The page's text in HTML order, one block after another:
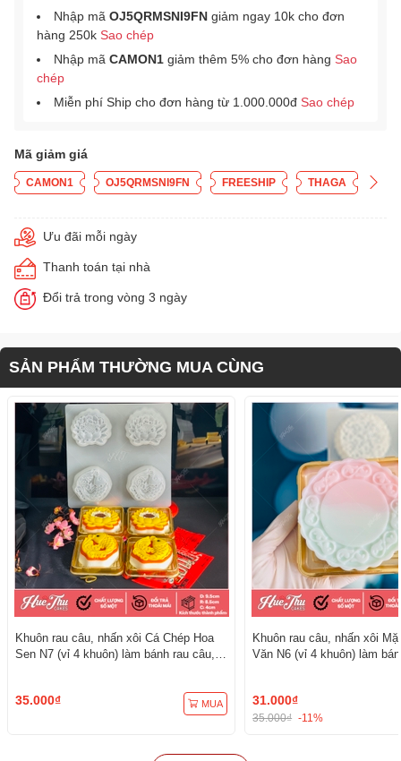
Nhập mã OJ5QRMSNI9FN giảm ngay 10k cho đơn
hàng 250k Sao chép
Nhập mã CAMON1 giảm thêm 5% cho đơn hàng Sao
chép
Miễn phí Ship cho đơn hàng từ 1.000.000đ Sao chép
Mã giảm giá
CAMON1 OJ5QRMSNI9FN FREESHIP THAGA
Ưu đãi mỗi ngày
Thanh toán tại nhà
Đổi trả trong vòng 3 ngày
SẢN PHẨM THƯỜNG MUA CÙNG
Khuôn rau câu, nhấn xôi Cá Chép Hoa
Sen N7 (vỉ 4 khuôn) làm bánh rau câu,
35.000₫ MUA
Khuôn rau câu, nhấn xôi
Văn N6 (vỉ 4 khuôn) làm
31.000₫
35.000₫ -11%